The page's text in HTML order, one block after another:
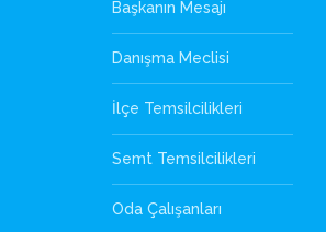
Başkanın Mesajı
Danışma Meclisi
İlçe Temsilcilikleri
Semt Temsilcilikleri
Oda Çalışanları